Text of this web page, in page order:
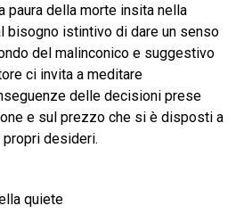
paura della morte insita nella
bisogno istintivo di dare un senso
del malinconico e suggestivo
ci invita a meditare
delle decisioni prese
e sul prezzo che si è disposti a
desideri.
quiete